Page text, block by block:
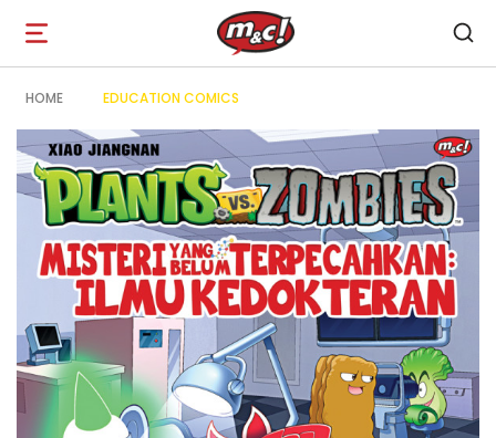
Open
navigation
HOME EDUCATION COMICS